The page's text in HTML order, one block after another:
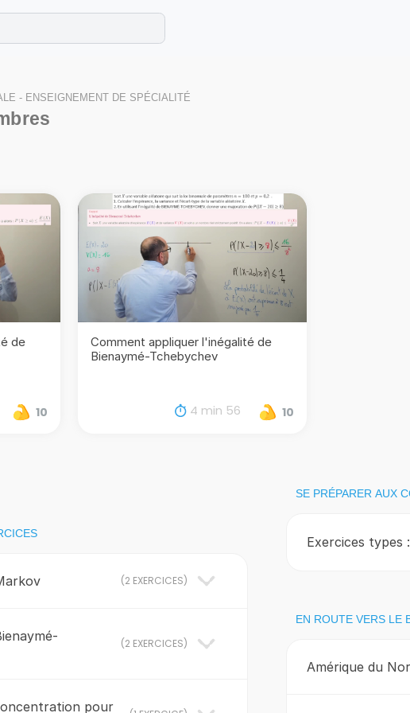
: révise les maths cet été !
progresse avec des exercices corrigés en vidéo.
- ENSEIGNEMENT DE SPÉCIALITÉ
de
10
Comment appliquer l'inégalité de
Bienaymé-Tchebychev
4 min 56 10
(2 EXERCICES)
(2 EXERCICES)
pour
SE PRÉPARER AUX
Exercices types :
EN ROUTE VERS LE
Amérique du